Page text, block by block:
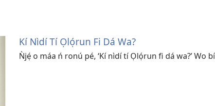
Kí Nìdí Tí Ọlọ́run Fi Dá Wa?
Ǹjẹ́ o máa ń ronú pé, ‘Kí nìdí tí Ọlọ́run fi dá wa?’ Wo